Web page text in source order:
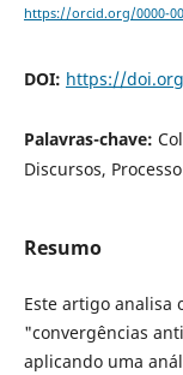
https://orcid.org/0000-
DOI: https://
Palavras-chave:
Discursos,
Resumo
Este artigo analisa
"convergências
aplicando uma